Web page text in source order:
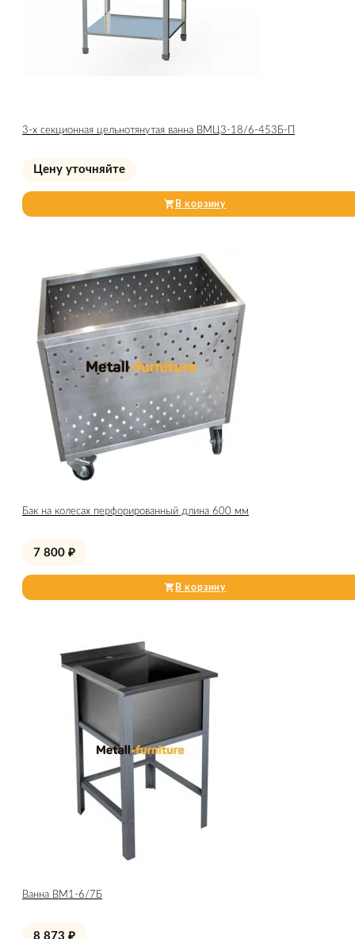
3-х секционная цельнотянутая ванна ВМЦ3-18/6-453Б-П
Цену уточняйте
В корзину
Бак на колесах перфорированный длина 600 мм
7 800 ₽
В корзину
Ванна ВМ1-6/7Б
8 873 ₽